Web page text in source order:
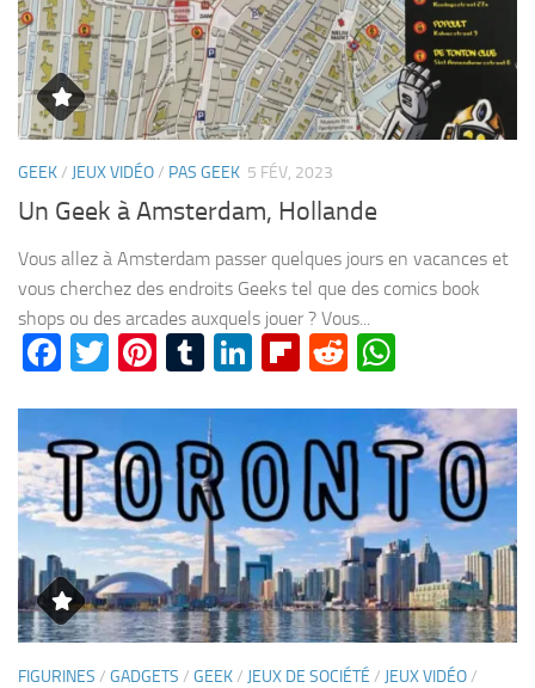
GEEK/ JEUX VIDÉO/ PAS GEEK 5 FÉV, 2023
Un Geek à Amsterdam, Hollande
Vous allez à Amsterdam passer quelques jours en vacances et
vous cherchez des endroits Geeks tel que des comics book
shops ou des arcades auxquels jouer ? Vous...
Facebook
Twitter
Pinterest
Tumblr
LinkedIn
Flipboard
Reddit
FIGURINES / GADGETS / GEEK/ JEUX DE SOCIÉTÉ / JEUX VIDÉO/